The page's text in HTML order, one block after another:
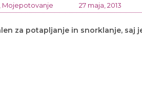
Mojepotovanje 27 maja, 2013
za potapljanje in snorklanje,